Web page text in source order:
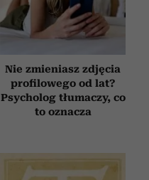
Nie zmieniasz zdjęcia
profilowego od lat?
Psycholog tłumaczy, co
to oznacza